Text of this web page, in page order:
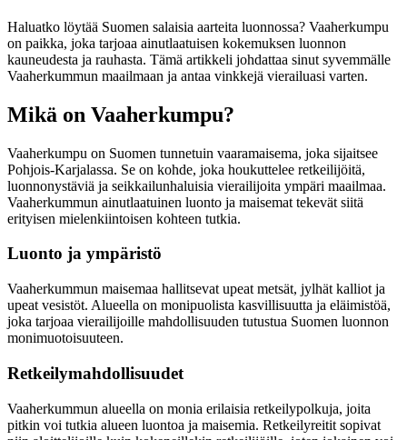
Haluatko löytää Suomen salaisia aarteita luonnossa? Vaaherkumpu
on paikka, joka tarjoaa ainutlaatuisen kokemuksen luonnon
kauneudesta ja rauhasta. Tämä artikkeli johdattaa sinut syvemmälle
Vaaherkummun maailmaan ja antaa vinkkejä vierailuasi varten.
Mikä on Vaaherkumpu?
Vaaherkumpu on Suomen tunnetuin vaaramaisema, joka sijaitsee
Pohjois-Karjalassa. Se on kohde, joka houkuttelee retkeilijöitä,
luonnonystäviä ja seikkailunhaluisia vierailijoita ympäri maailmaa.
Vaaherkummun ainutlaatuinen luonto ja maisemat tekevät siitä
erityisen mielenkiintoisen kohteen tutkia.
Luonto ja ympäristö
Vaaherkummun maisemaa hallitsevat upeat metsät, jylhät kalliot ja
upeat vesistöt. Alueella on monipuolista kasvillisuutta ja eläimistöä,
joka tarjoaa vierailijoille mahdollisuuden tutustua Suomen luonnon
monimuotoisuuteen.
Retkeilymahdollisuudet
Vaaherkummun alueella on monia erilaisia retkeilypolkuja, joita
pitkin voi tutkia alueen luontoa ja maisemia. Retkeilyreitit sopivat